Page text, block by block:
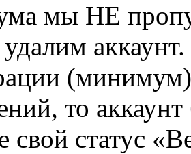
мы НЕ
то
свой статус